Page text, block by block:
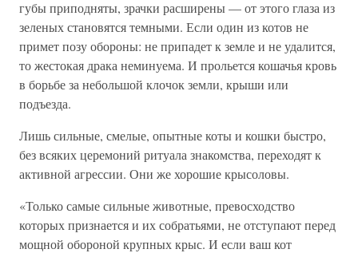
губы приподняты, зрачки расширены — от этого глаза из
зеленых становятся темными. Если один из котов не
примет позу обороны: не припадет к земле и не удалится,
то жестокая драка неминуема. И прольется кошачья кровь
в борьбе за небольшой клочок земли, крыши или
подъезда.
Лишь сильные, смелые, опытные коты и кошки быстро,
без всяких церемоний ритуала знакомства, переходят к
активной агрессии. Они же хорошие крысоловы.
«Только самые сильные животные, превосходство
которых признается и их собратьями, не отступают перед
мощной обороной крупных крыс. И если ваш кот